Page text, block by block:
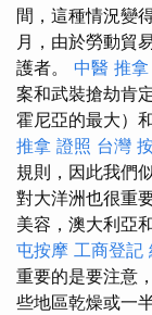
間，這種情況變
月，由於勞動貿
護者。 中醫 推拿
案和武裝搶劫肯
霍尼亞的最大）
推拿 證照 台灣
規則，因此我們
對大洋洲也很重
美容，澳大利亞
屯按摩 工商登記
重要的是要注意
些地區乾燥或一